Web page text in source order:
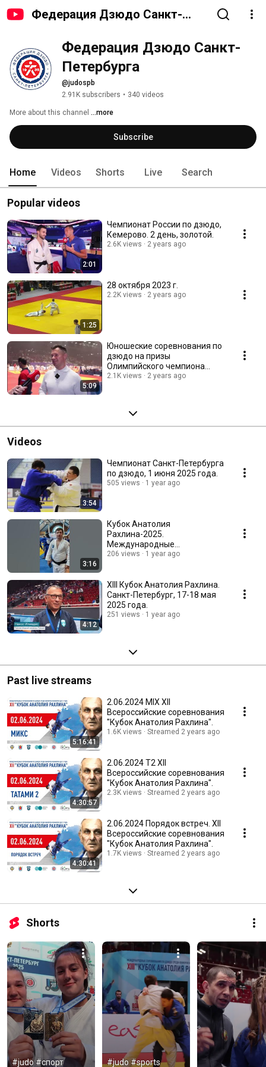
Федерация Дзюдо Санкт-
Федерация Дзюдо Санкт-
Петербурга
@judospb
2.91K subscribers • 340 videos
More about this channel ...more
Subscribe
Home Videos Shorts Live Search
Popular videos
2:01
Чемпионат России по дзюдо,
Кемерово. 2 день, золотой.
2.6K views 2 years ago
1:25
28 октября 2023 г.
2.2K views 2 years ago
5:09
Юношеские соревнования по
дзюдо на призы
Олимпийского чемпиона
Тагира Хайбулаева. 16-17
2.1K views 2 years ago
Videos
3:54
Чемпионат Санкт-Петербурга
по дзюдо, 1 июня 2025 года.
505 views 1 year ago
3:16
Кубок Анатолия
Рахлина-2025.
Международные
тренировочные сборы. Санкт-
206 views 1 year ago
4:12
XIII Кубок Анатолия Рахлина.
Санкт-Петербург, 17-18 мая
2025 года.
251 views 1 year ago
Past live streams
5:16:41
2.06.2024 MIX XII
Всероссийские соревнования
"Кубок Анатолия Рахлина".
1.6K views Streamed 2 years ago
4:30:57
2.06.2024 T2 XII
Всероссийские соревнования
"Кубок Анатолия Рахлина".
2.3K views Streamed 2 years ago
4:30:41
2.06.2024 Порядок встреч. XII
Всероссийские соревнования
"Кубок Анатолия Рахлина".
1.7K views Streamed 2 years ago
Shorts
#judo #спорт #judo #sports